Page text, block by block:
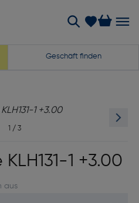
Geschäft finden
1 / 3
1 +3.00
aus